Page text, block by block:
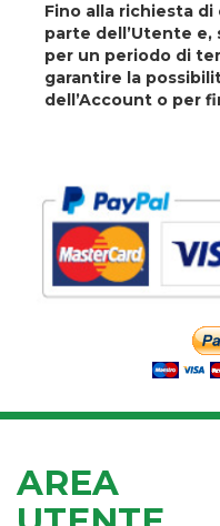
Fino alla richiesta
parte dell’Utente
per un periodo di
garantire la
dell’Account o per
AREA